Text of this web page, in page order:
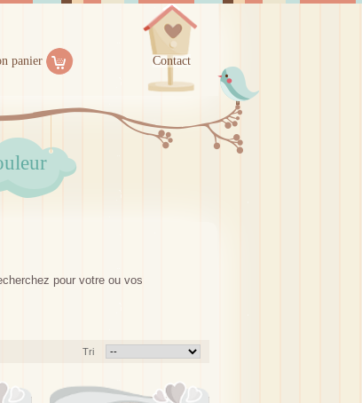
panier Contact
pour votre ou vos
Tri